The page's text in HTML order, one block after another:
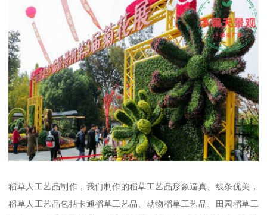
稻草人工艺品制作，我们制作的稻草工艺品形象逼真、线条优美，
稻草人工艺品包括卡通稻草工艺品、动物稻草工艺品、田园稻草工